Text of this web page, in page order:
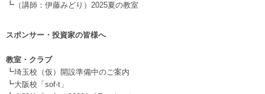
┗ （講師：伊藤みどり）2025夏の教室
スポンサー・投資家の皆様へ
教室・クラブ
┗埼玉校（仮）開設準備中のご案内
┗大阪校「sof-t」